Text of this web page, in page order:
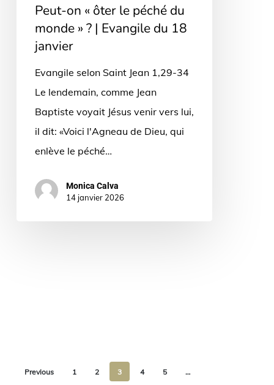
Evangile
janvier
Peut-on « ôter le péché du
monde » ? | Evangile du 18
janvier
Evangile selon Saint Jean 1,29-34
Le lendemain, comme Jean
Baptiste voyait Jésus venir vers lui,
il dit: «Voici l'Agneau de Dieu, qui
enlève le péché…
Monica Calva
14 janvier 2026
Previous 1 2 3 4 5 …